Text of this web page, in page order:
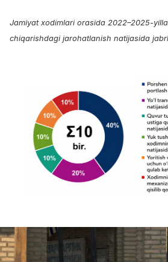
Jamiyat xodimlari orasida 2022–2025-
chiqarishdagi jarohatlanish natijasida